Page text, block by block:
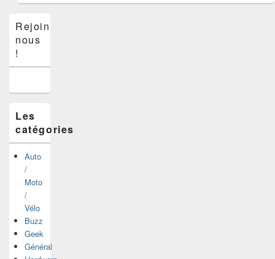
principale
de
widget
latérale
Rejoins-
nous
!
Les
catégories
Auto
/
Moto
/
Vélo
Buzz
Geek
Général